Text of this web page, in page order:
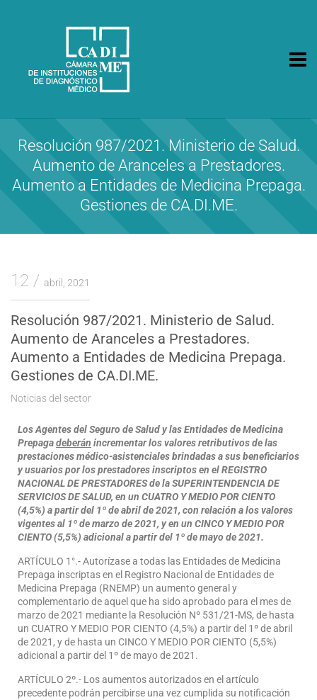
CA.DI.ME.
Cámara de Instituciones de Diagnóstico Médico
Resolución 987/2021. Ministerio de Salud.
Aumento de Aranceles a Prestadores.
Aumento a Entidades de Medicina Prepaga.
Gestiones de CA.DI.ME.
12 abril, 2021
Resolución 987/2021. Ministerio de Salud.
Aumento de Aranceles a Prestadores.
Aumento a Entidades de Medicina Prepaga.
Gestiones de CA.DI.ME.
Noticias del sector
Los Agentes del Seguro de Salud y las Entidades de Medicina
Prepagadeberán incrementar los valores retributivos de las
prestaciones médico-asistenciales brindadas a sus beneficiarios
y usuarios por los prestadores inscriptos en el REGISTRO
NACIONAL DE PRESTADORES de la SUPERINTENDENCIA DE
SERVICIOS DE SALUD, en un CUATRO Y MEDIO POR CIENTO
(4,5%) a partir del 1º de abril de 2021, con relación a los valores
vigentes al 1º de marzo de 2021, y en un CINCO Y MEDIO POR
CIENTO (5,5%) adicional a partir del 1º de mayo de 2021.
ARTÍCULO 1°.- Autorízase a todas las Entidades de Medicina
Prepaga inscriptas en el Registro Nacional de Entidades de
Medicina Prepaga (RNEMP) un aumento general y
complementario de aquel que ha sido aprobado para el mes de
marzo de 2021 mediante la Resolución Nº 531/21-MS, de hasta
un CUATRO Y MEDIO POR CIENTO (4,5%) a partir del 1º de abril
de 2021, y de hasta un CINCO Y MEDIO POR CIENTO (5,5%)
adicional a partir del 1º de mayo de 2021.
ARTÍCULO 2º.- Los aumentos autorizados en el artículo
precedente podrán percibirse una vez cumplida su notificación